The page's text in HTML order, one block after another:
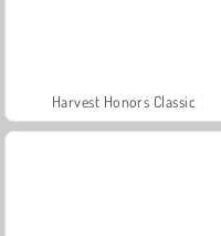
Harvest Honors Classic